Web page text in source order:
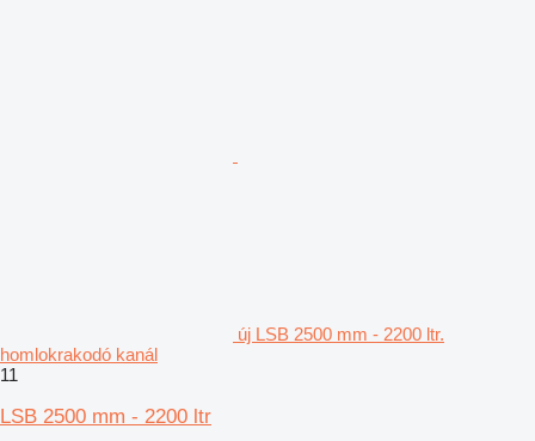
új LSB 2500 mm - 2200 ltr.
homlokrakodó kanál
11
LSB 2500 mm - 2200 ltr